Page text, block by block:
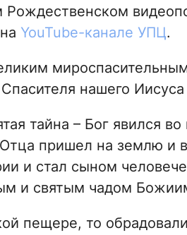
YouTube-канале УПЦ.
нашего Иисуса
тайна – Бог явился во
пришел на землю и
и стал сыном
и святым чадом
пещере, то